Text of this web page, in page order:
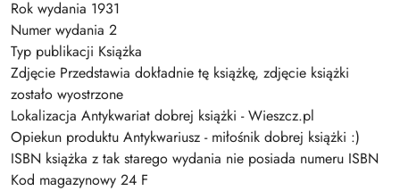
Rok wydania 1931
Numer wydania 2
Typ publikacji Książka
Zdjęcie Przedstawia dokładnie tę książkę, zdjęcie książki
zostało wyostrzone
Lokalizacja Antykwariat dobrej książki - Wieszcz.pl
Opiekun produktu Antykwariusz - miłośnik dobrej książki :)
ISBN książka z tak starego wydania nie posiada numeru ISBN
Kod magazynowy 24 F